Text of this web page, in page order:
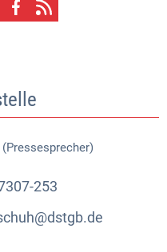
Handschuh
253